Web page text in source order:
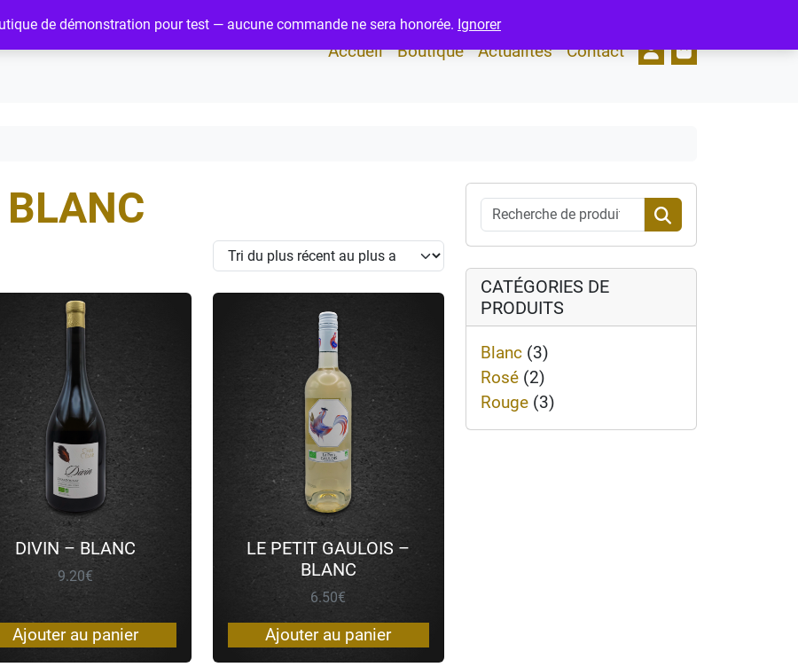
de démonstration pour test — aucune commande ne sera honorée. Ignorer
Accueil Boutique Actualités Contact Account
Cart
BLANC
DIVIN – BLANC
9.20€
Ajouter au panier
LE PETIT GAULOIS –
BLANC
6.50€
Ajouter au panier
Recherche pour :
Search
CATÉGORIES DE
PRODUITS
Blanc (3)
Rosé (2)
Rouge (3)